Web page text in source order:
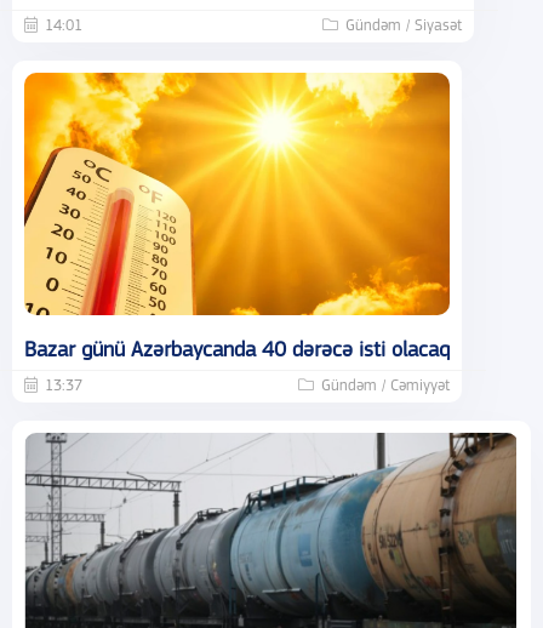
14:01 Gündəm / Siyasət
Bazar günü Azərbaycanda 40 dərəcə isti olacaq
13:37 Gündəm / Cəmiyyət